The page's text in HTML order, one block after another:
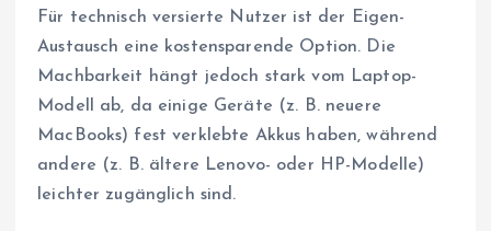
Für technisch versierte Nutzer ist der Eigen-
Austausch eine kostensparende Option. Die
Machbarkeit hängt jedoch stark vom Laptop-
Modell ab, da einige Geräte (z. B. neuere
MacBooks) fest verklebte Akkus haben, während
andere (z. B. ältere Lenovo- oder HP-Modelle)
leichter zugänglich sind.